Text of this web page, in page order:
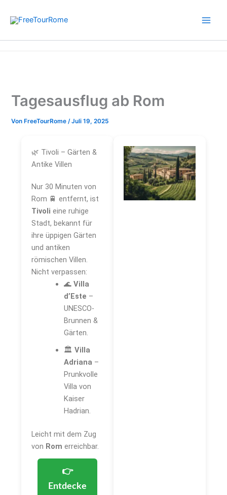
Inhalt
Tagesausflug ab Rom
Von FreeTourRome/Juli 19, 2025
🌿 Tivoli – Gärten &
Antike Villen
Nur 30 Minuten von
Rom 🚆 entfernt, ist
Tivoli eine ruhige
Stadt, bekannt für
ihre üppigen Gärten
und antiken
römischen Villen.
Nicht verpassen:
🌊Villa
d’Este –
UNESCO-
Brunnen &
Gärten.
🏛️Villa
Adriana –
Prunkvolle
Villa von
Kaiser
Hadrian.
Leicht mit dem Zug
von Rom erreichbar.
👉
Entdecke